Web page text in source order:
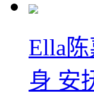
Ella
身 安